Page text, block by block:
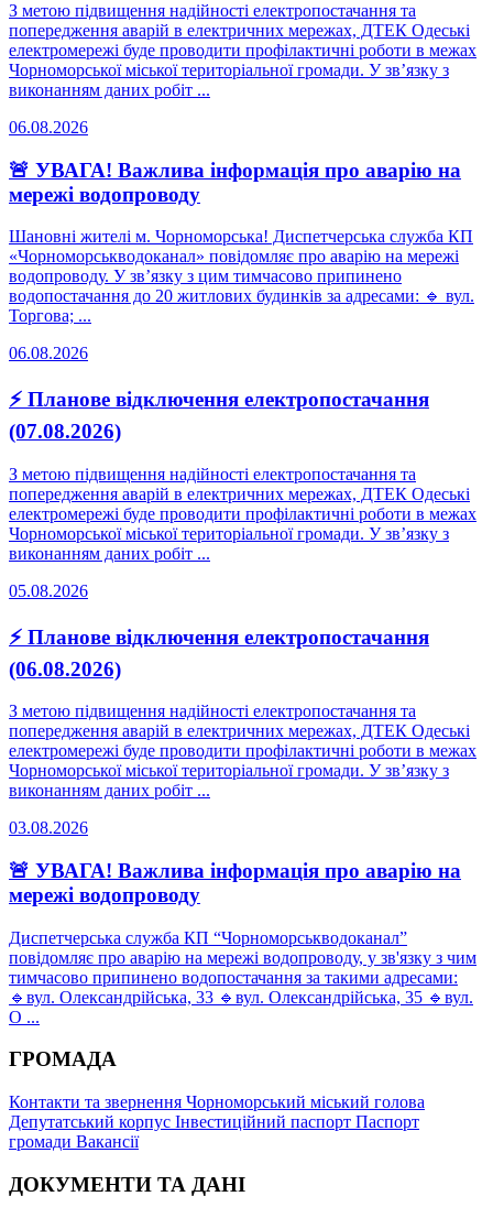
З метою підвищення надійності електропостачання та
попередження аварій в електричних мережах, ДТЕК Одеські
електромережі буде проводити профілактичні роботи в межах
Чорноморської міської територіальної громади. У зв’язку з
виконанням даних робіт ...
06.08.2026
🚨 УВАГА! Важлива інформація про аварію на
мережі водопроводу
Шановні жителі м. Чорноморська! Диспетчерська служба КП
«Чорноморськводоканал» повідомляє про аварію на мережі
водопроводу. У зв’язку з цим тимчасово припинено
водопостачання до 20 житлових будинків за адресами: 🔹 вул.
Торгова; ...
06.08.2026
⚡ Планове відключення електропостачання
(07.08.2026)
З метою підвищення надійності електропостачання та
попередження аварій в електричних мережах, ДТЕК Одеські
електромережі буде проводити профілактичні роботи в межах
Чорноморської міської територіальної громади. У зв’язку з
виконанням даних робіт ...
05.08.2026
⚡ Планове відключення електропостачання
(06.08.2026)
З метою підвищення надійності електропостачання та
попередження аварій в електричних мережах, ДТЕК Одеські
електромережі буде проводити профілактичні роботи в межах
Чорноморської міської територіальної громади. У зв’язку з
виконанням даних робіт ...
03.08.2026
🚨 УВАГА! Важлива інформація про аварію на
мережі водопроводу
Диспетчерська служба КП “Чорноморськводоканал”
повідомляє про аварію на мережі водопроводу, у зв'язку з чим
тимчасово припинено водопостачання за такими адресами:
🔹вул. Олександрійська, 33 🔹вул. Олександрійська, 35 🔹вул.
О ...
ГРОМАДА
Контакти та звернення Чорноморський міський голова
Депутатський корпус Інвестиційний паспорт Паспорт
громади Вакансії
ДОКУМЕНТИ ТА ДАНІ